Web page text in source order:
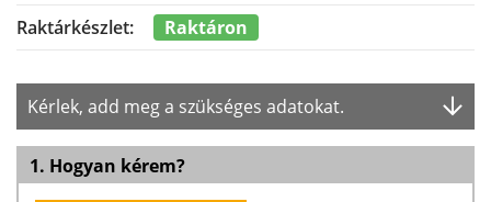
Raktárkészlet: Raktáron
Kérlek, add meg a szükséges adatokat.
1. Hogyan kérem?